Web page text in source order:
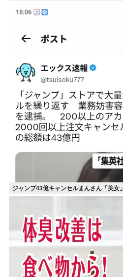
ジャンプ43億キャンセルまんさん「美女」